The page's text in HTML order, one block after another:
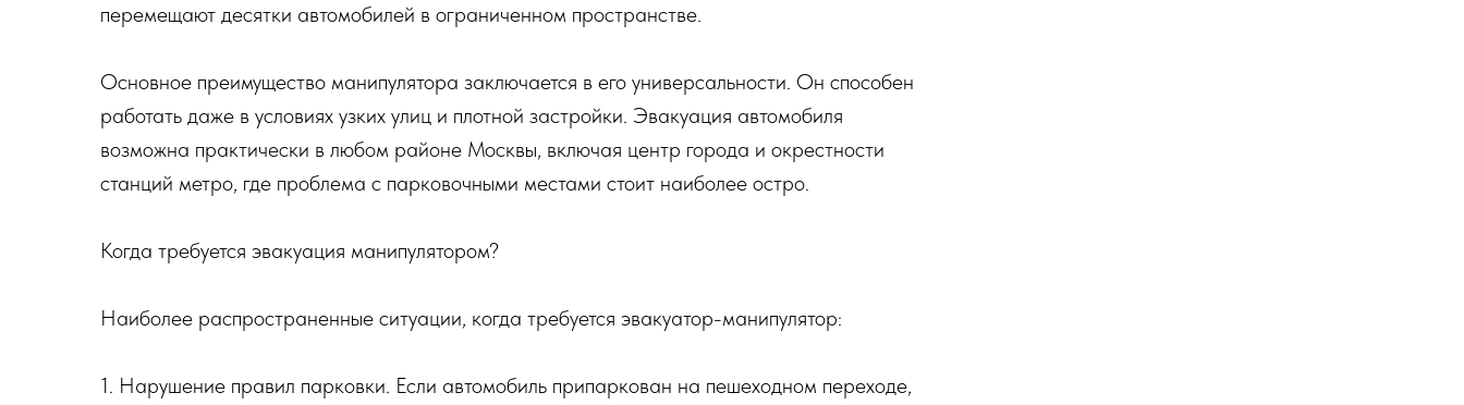
перемещают десятки автомобилей в ограниченном пространстве.
Основное преимущество манипулятора заключается в его универсальности. Он способен
работать даже в условиях узких улиц и плотной застройки. Эвакуация автомобиля
возможна практически в любом районе Москвы, включая центр города и окрестности
станций метро, где проблема с парковочными местами стоит наиболее остро.
Когда требуется эвакуация манипулятором?
Наиболее распространенные ситуации, когда требуется эвакуатор-манипулятор:
1. Нарушение правил парковки. Если автомобиль припаркован на пешеходном переходе,